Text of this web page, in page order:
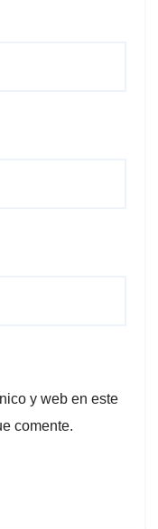
y web en este
comente.